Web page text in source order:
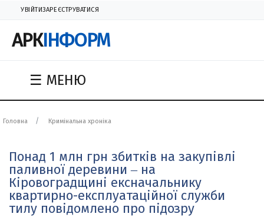
УВІЙТИЗАРЕЄСТРУВАТИСЯ
АРКІНФОРМ
☰ МЕНЮ
Головна Кримінальна хроніка
Понад 1 млн грн збитків на закупівлі
паливної деревини ‒ на
Кіровоградщині ексначальнику
квартирно-експлуатаційної служби
тилу повідомлено про підозру